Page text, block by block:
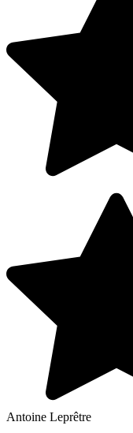
Antoine Leprêtre